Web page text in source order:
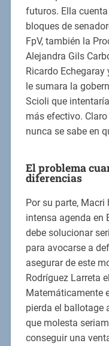
futuros. Ella
bloques de
FpV, también la
Alejandra Gils
Ricardo
le sumara la
Scioli que
más efectivo.
nunca se sabe en
El problema
diferencias
Por su parte,
intensa agenda en
debe solucionar
para avocarse a
asegurar de este
Rodríguez Larreta
Matemáticamente
pierda el ballotage
que molesta
conseguir una